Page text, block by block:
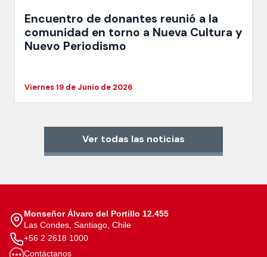
Encuentro de donantes reunió a la
comunidad en torno a Nueva Cultura y
Nuevo Periodismo
Viernes 19 de Junio de 2026
Ver todas las noticias
Monseñor Álvaro del Portillo 12.455
Las Condes, Santiago, Chile
+56 2 2618 1000
Contáctanos